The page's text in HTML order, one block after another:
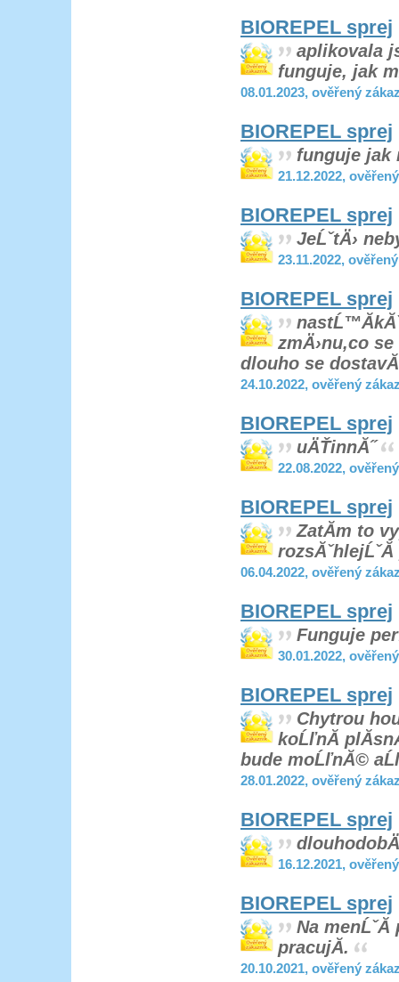
BIOREPEL sprej
aplikovala
funguje, jak
08.01.2023, ověřený
BIOREPEL sprej
funguje jak
21.12.2022,
BIOREPEL sprej
JeĹˇtÄ›
23.11.2022,
BIOREPEL sprej
zmÄ›nu,co
dlouho se
24.10.2022, ověřený
BIOREPEL sprej
uÄŤinnĂ˝
22.08.2022,
BIOREPEL sprej
ZatĂ­m to
06.04.2022, ověřený
BIOREPEL sprej
Funguje
30.01.2022,
BIOREPEL sprej
Chytrou
koĹľnĂ­
bude moĹľnĂ©
28.01.2022, ověřený
BIOREPEL sprej
16.12.2021,
BIOREPEL sprej
Na
pracujĂ­.
20.10.2021, ověřený